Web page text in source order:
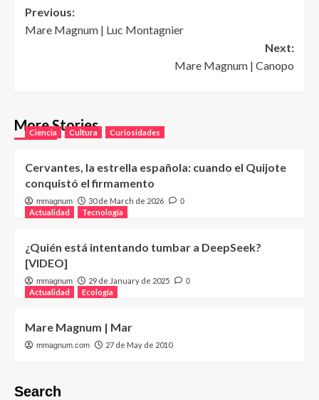
Post
navigation
Previous:
Mare Magnum | Luc Montagnier
Next:
Mare Magnum | Canopo
More Stories
Ciencia Cultura Curiosidades
Cervantes, la estrella española: cuando el Quijote
conquistó el firmamento
mmagnum 30 de March de 2026 0
Actualidad Tecnología
¿Quién está intentando tumbar a DeepSeek?
[VIDEO]
mmagnum 29 de January de 2025 0
Actualidad Ecología
Mare Magnum | Mar
mmagnum.com 27 de May de 2010
Search